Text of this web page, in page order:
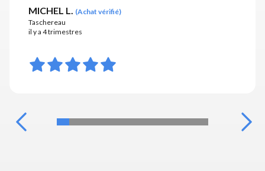
MICHEL L. (Achat vérifié)
Taschereau
il y a 4 trimestres